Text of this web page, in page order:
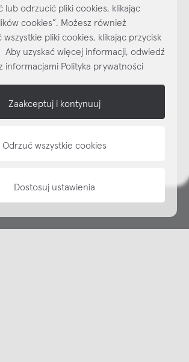
i promocje na wyciągnięcie ręki, zapisz się już
cyklicznego newslettera!
SubskrybujNEWSLETTER
lub odrzucić pliki cookies, klikając
cookies”. Możesz również
pliki cookies, klikając przycisk
uzyskać więcej informacji, odwiedź
informacjami Polityka prywatności
Zaakceptuj i kontynuuj
Odrzuć wszystkie cookies
Dostosuj ustawienia